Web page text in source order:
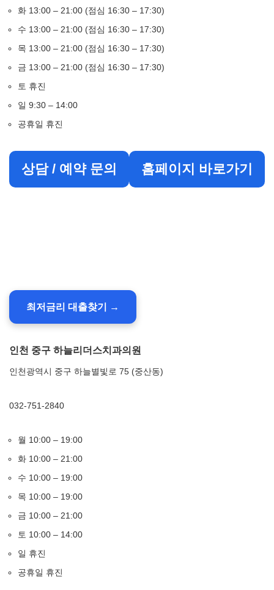
화 13:00 – 21:00 (점심 16:30 – 17:30)
수 13:00 – 21:00 (점심 16:30 – 17:30)
목 13:00 – 21:00 (점심 16:30 – 17:30)
금 13:00 – 21:00 (점심 16:30 – 17:30)
토 휴진
일 9:30 – 14:00
공휴일 휴진
상담 / 예약 문의 홈페이지 바로가기
최저금리 대출찾기 →
인천 중구 하늘리더스치과의원
인천광역시 중구 하늘별빛로 75 (중산동)
032-751-2840
월 10:00 – 19:00
화 10:00 – 21:00
수 10:00 – 19:00
목 10:00 – 19:00
금 10:00 – 21:00
토 10:00 – 14:00
일 휴진
공휴일 휴진